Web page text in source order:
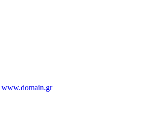
www.domain.gr